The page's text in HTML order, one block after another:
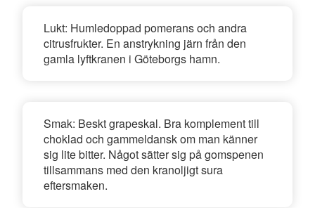
Lukt: Humledoppad pomerans och andra
citrusfrukter. En anstrykning järn från den
gamla lyftkranen i Göteborgs hamn.
Smak: Beskt grapeskal. Bra komplement till
choklad och gammeldansk om man känner
sig lite bitter. Något sätter sig på gomspenen
tillsammans med den kranoljigt sura
eftersmaken.